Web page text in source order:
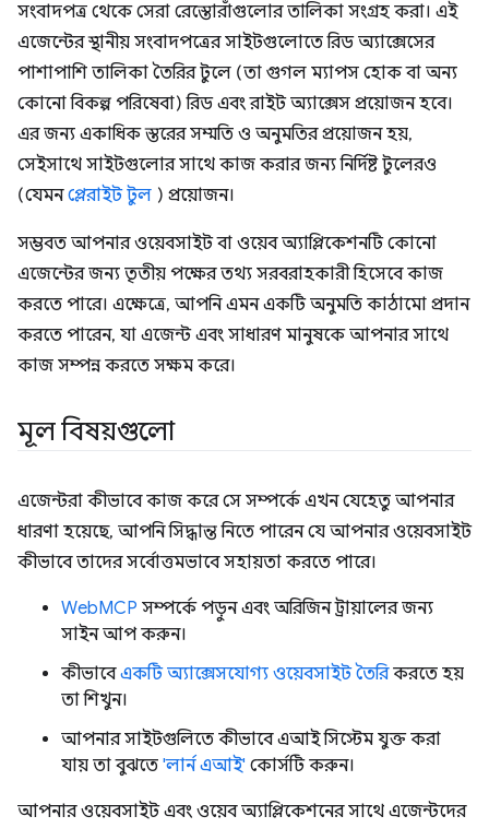
সংবাদপত্র থেকে সেরা রেস্তোরাঁগুলোর তালিকা সংগ্রহ করা। এই
এজেন্টের স্থানীয় সংবাদপত্রের সাইটগুলোতে রিড অ্যাক্সেসের
পাশাপাশি তালিকা তৈরির টুলে (তা গুগল ম্যাপস হোক বা অন্য
কোনো বিকল্প পরিষেবা) রিড এবং রাইট অ্যাক্সেস প্রয়োজন হবে।
এর জন্য একাধিক স্তরের সম্মতি ও অনুমতির প্রয়োজন হয়,
সেইসাথে সাইটগুলোর সাথে কাজ করার জন্য নির্দিষ্ট টুলেরও
(যেমনপ্লেরাইট টুল ) প্রয়োজন।
সম্ভবত আপনার ওয়েবসাইট বা ওয়েব অ্যাপ্লিকেশনটি কোনো
এজেন্টের জন্য তৃতীয় পক্ষের তথ্য সরবরাহকারী হিসেবে কাজ
করতে পারে। এক্ষেত্রে, আপনি এমন একটি অনুমতি কাঠামো প্রদান
করতে পারেন, যা এজেন্ট এবং সাধারণ মানুষকে আপনার সাথে
কাজ সম্পন্ন করতে সক্ষম করে।
মূল বিষয়গুলো
এজেন্টরা কীভাবে কাজ করে সে সম্পর্কে এখন যেহেতু আপনার
ধারণা হয়েছে, আপনি সিদ্ধান্ত নিতে পারেন যে আপনার ওয়েবসাইট
কীভাবে তাদের সর্বোত্তমভাবে সহায়তা করতে পারে।
WebMCP সম্পর্কে পড়ুন এবং অরিজিন ট্রায়ালের জন্য
সাইন আপ করুন।
কীভাবেএকটি অ্যাক্সেসযোগ্য ওয়েবসাইট তৈরিকরতে হয়
তা শিখুন।
আপনার সাইটগুলিতে কীভাবে এআই সিস্টেম যুক্ত করা
যায় তা বুঝতে 'লার্ন এআই' কোর্সটি করুন।
আপনার ওয়েবসাইট এবং ওয়েব অ্যাপ্লিকেশনের সাথে এজেন্টদের